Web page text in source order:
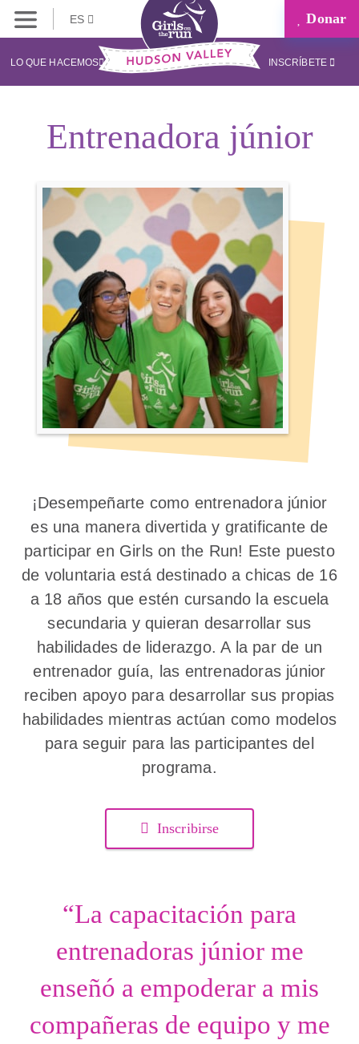
ES Donar
LO QUE HACEMOS INSCRÍBETE
Entrenadora júnior
¡Desempeñarte como entrenadora júnior
es una manera divertida y gratificante de
participar en Girls on the Run! Este puesto
de voluntaria está destinado a chicas de 16
a 18 años que estén cursando la escuela
secundaria y quieran desarrollar sus
habilidades de liderazgo. A la par de un
entrenador guía, las entrenadoras júnior
reciben apoyo para desarrollar sus propias
habilidades mientras actúan como modelos
para seguir para las participantes del
programa.
Inscribirse
“La capacitación para
entrenadoras júnior me
enseñó a empoderar a mis
compañeras de equipo y me